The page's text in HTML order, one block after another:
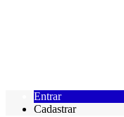
Entrar
Cadastrar